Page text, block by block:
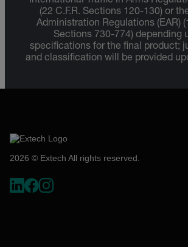
(22 C.F.R. Sections 120-130) or
Administration Regulations (EAR)
Sections 730-774) depending
specifications for the final product;
and classification will be provided
2026 © Extech All rights reserved.